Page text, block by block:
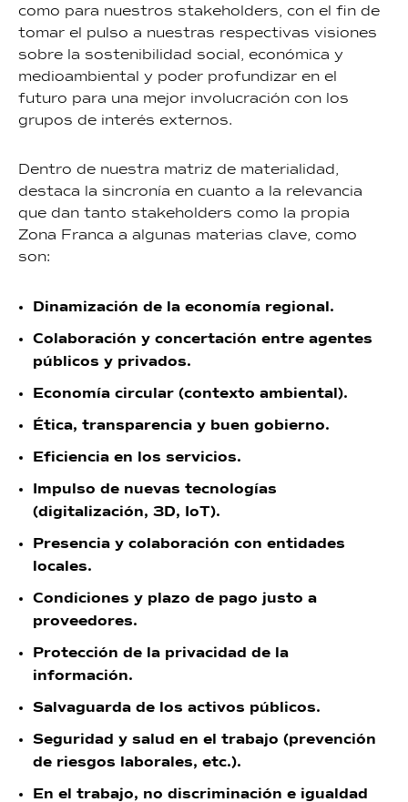
como para nuestros stakeholders, con el fin de
tomar el pulso a nuestras respectivas visiones
sobre la sostenibilidad social, económica y
medioambiental y poder profundizar en el
futuro para una mejor involucración con los
grupos de interés externos.
Dentro de nuestra matriz de materialidad,
destaca la sincronía en cuanto a la relevancia
que dan tanto stakeholders como la propia
Zona Franca a algunas materias clave, como
son:
Dinamización de la economía regional.
Colaboración y concertación entre agentes
públicos y privados.
Economía circular (contexto ambiental).
Ética, transparencia y buen gobierno.
Eficiencia en los servicios.
Impulso de nuevas tecnologías
(digitalización, 3D, IoT).
Presencia y colaboración con entidades
locales.
Condiciones y plazo de pago justo a
proveedores.
Protección de la privacidad de la
información.
Salvaguarda de los activos públicos.
Seguridad y salud en el trabajo (prevención
de riesgos laborales, etc.).
En el trabajo, no discriminación e igualdad